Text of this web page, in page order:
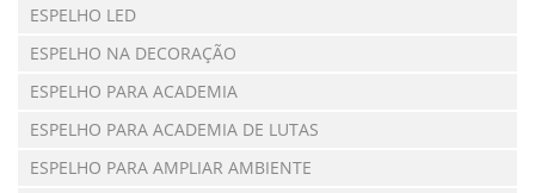
ESPELHO LED
ESPELHO NA DECORAÇÃO
ESPELHO PARA ACADEMIA
ESPELHO PARA ACADEMIA DE LUTAS
ESPELHO PARA AMPLIAR AMBIENTE